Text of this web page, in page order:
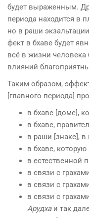
будет выраженным.
периода находится в
но в раши
фект в бхаве будет
всё в жизни человека
влияний
Таким образом,
[главного периода]
в бхаве [доме],
в бхаве,
в раши [знаке], в
в бхаве, которую
в естественной
в связи с
в связи с
в связи с
Арудхаи так